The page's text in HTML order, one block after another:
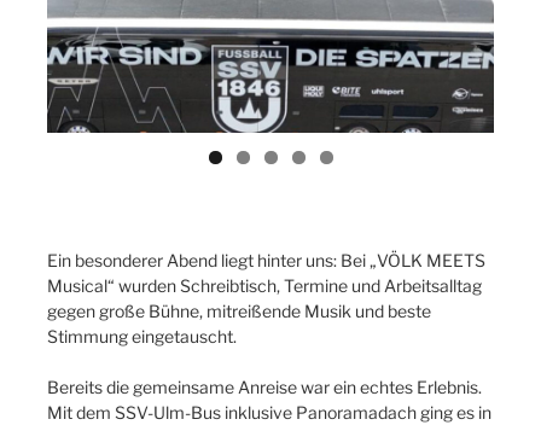
Ein besonderer Abend liegt hinter uns: Bei „VÖLK MEETS
Musical“ wurden Schreibtisch, Termine und Arbeitsalltag
gegen große Bühne, mitreißende Musik und beste
Stimmung eingetauscht.
Bereits die gemeinsame Anreise war ein echtes Erlebnis.
Mit dem SSV-Ulm-Bus inklusive Panoramadach ging es in